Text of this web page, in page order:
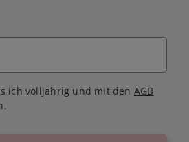
ich volljährig und mit den AGB